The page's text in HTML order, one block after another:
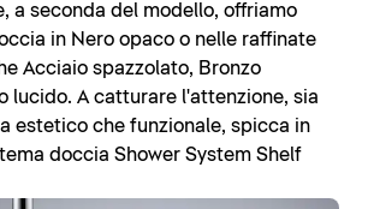
a seconda del modello, offriamo
in Nero opaco o nelle raffinate
Acciaio spazzolato, Bronzo
lucido. A catturare l'attenzione, sia
estetico che funzionale, spicca in
doccia Shower System Shelf